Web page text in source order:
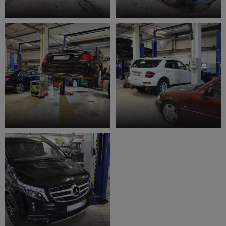
Замена тормозных колодок Ремонт рулевого управления
Ремонт топливной системы